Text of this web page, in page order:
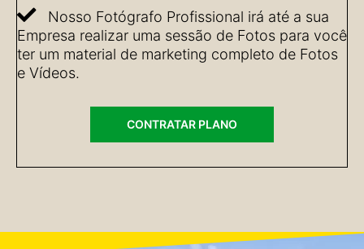
Nosso Fotógrafo Profissional irá até a sua
Empresa realizar uma sessão de Fotos para você
ter um material de marketing completo de Fotos
e Vídeos.
CONTRATAR PLANO